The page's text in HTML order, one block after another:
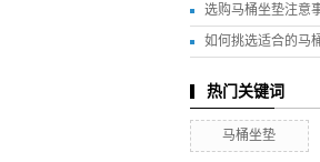
选购马桶坐垫注意
如何挑选适合的马
热门关键词
马桶坐垫